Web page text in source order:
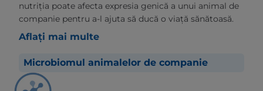
nutriția poate afecta expresia genică a unui animal de
companie pentru a-l ajuta să ducă o viață sănătoasă.
Aflați mai multe
Microbiomul animalelor de companie